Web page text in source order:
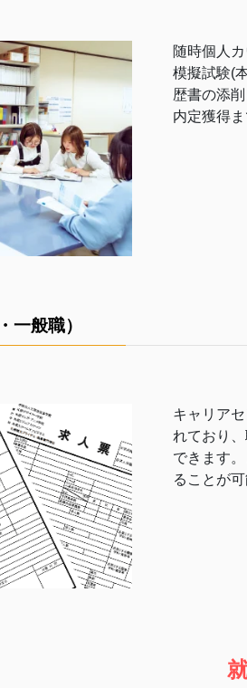
随時個人
模擬試験(
歴書の添
内定獲得
一般職）
キャリア
れており
できます
ることが